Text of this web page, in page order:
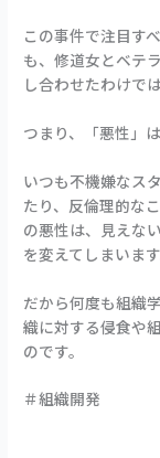
この事件で注目す
も、修道女とベテ
し合わせたわけで
つまり、「悪性」
いつも不機嫌なス
たり、反倫理的な
の悪性は、見えな
を変えてしまいます
だから何度も組織
織に対する侵食や
のです。
＃組織開発